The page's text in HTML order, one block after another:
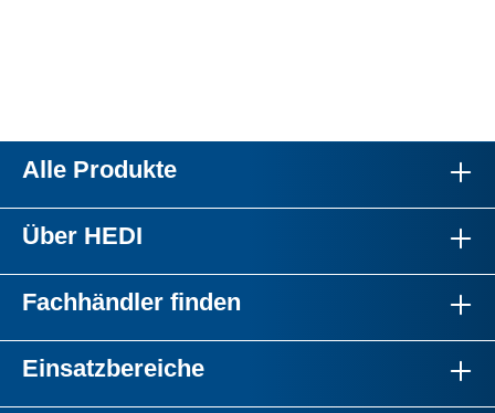
Alle Produkte
Über HEDI
Fachhändler finden
Einsatzbereiche